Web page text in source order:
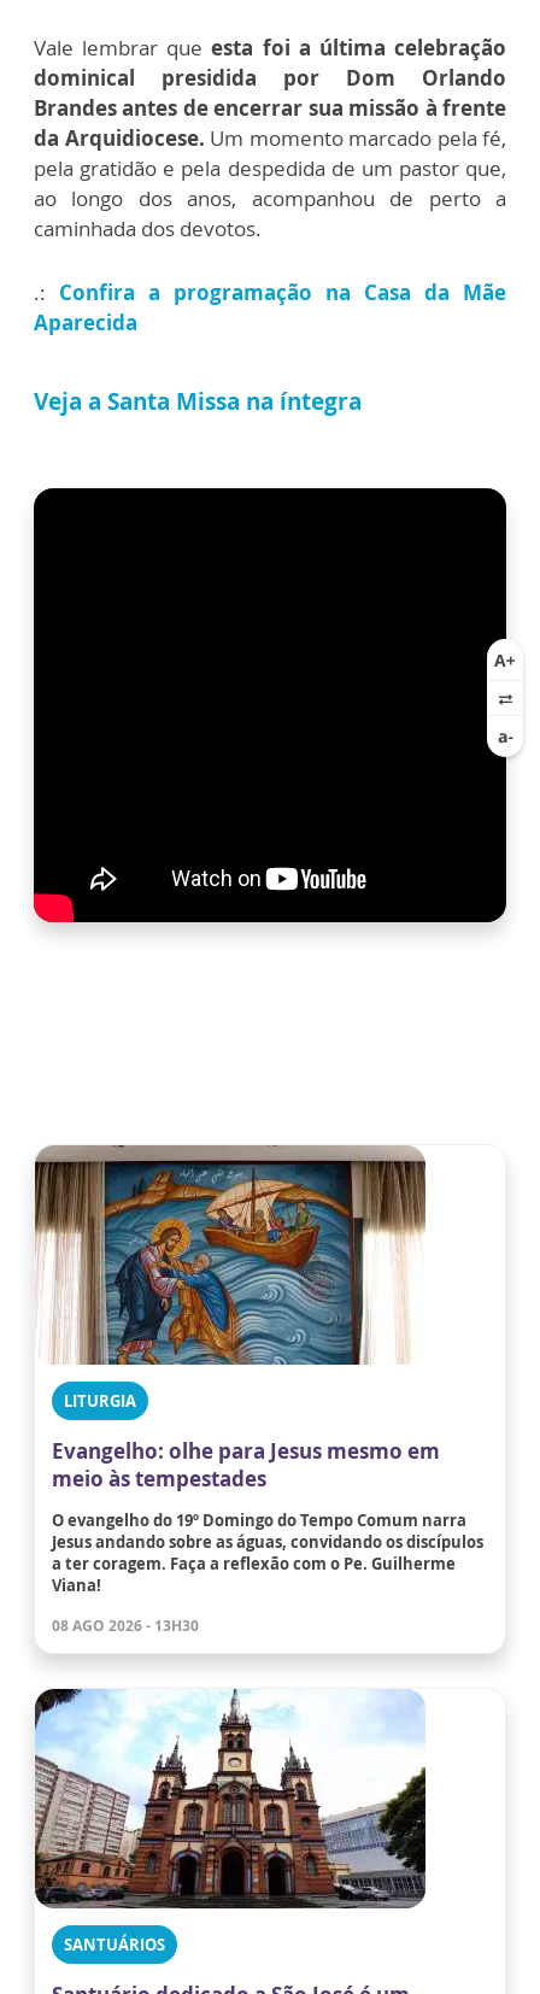
Vale lembrar queesta foi a última celebração
dominical presidida por Dom Orlando
Brandes antes de encerrar sua missão à frente
da Arquidiocese. Um momento marcado pela fé,
pela gratidão e pela despedida de um pastor que,
ao longo dos anos, acompanhou de perto a
caminhada dos devotos.
.: Confira a programação na Casa da Mãe
Aparecida
Veja a Santa Missa na íntegra
LITURGIA
Evangelho: olhe para Jesus mesmo em
meio às tempestades
O evangelho do 19º Domingo do Tempo Comum narra
Jesus andando sobre as águas, convidando os discípulos
a ter coragem. Faça a reflexão com o Pe. Guilherme
Viana!
08 AGO 2026 - 13H30
SANTUÁRIOS